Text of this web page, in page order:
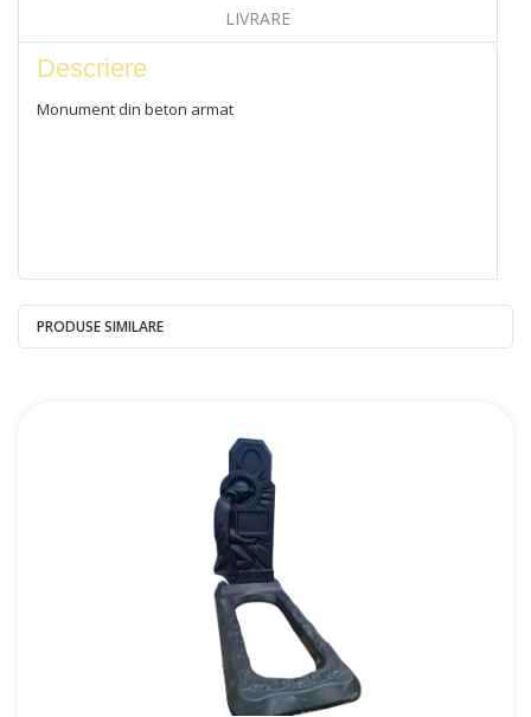
LIVRARE
Descriere
Monument din beton armat
PRODUSE SIMILARE